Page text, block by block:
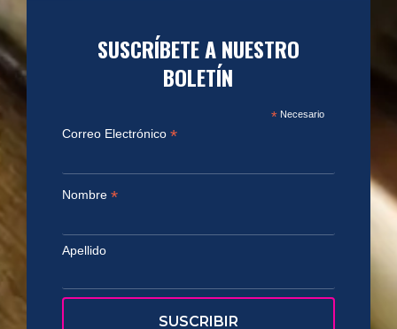
SUSCRÍBETE A NUESTRO
BOLETÍN
*Necesario
Correo Electrónico *
Nombre *
Apellido